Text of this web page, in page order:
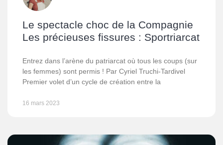
Le spectacle choc de la Compagnie
Les précieuses fissures : Sportriarcat
Entrez dans l’arène du patriarcat où tous les coups (sur
les femmes) sont permis ! Par Cyriel Truchi-Tardivel
Premier volet d’un cycle de création entre la
16 mars 2023